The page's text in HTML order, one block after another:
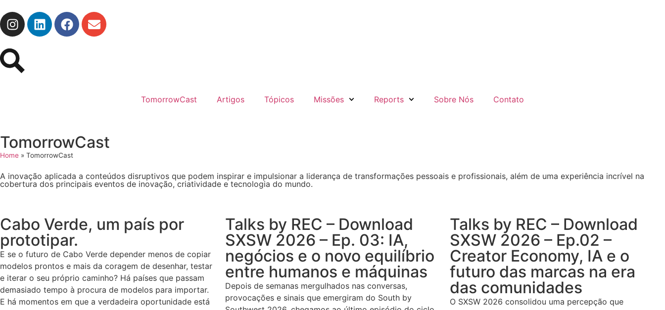
TomorrowCast Artigos Tópicos Missões Reports Sobre Nós Contato
TomorrowCast
Home » TomorrowCast
A inovação aplicada a conteúdos disruptivos que podem inspirar e impulsionar a liderança de transformações pessoais e profissionais, além de uma experiência incrível na
cobertura dos principais eventos de inovação, criatividade e tecnologia do mundo.
Cabo Verde, um país por
prototipar.
E se o futuro de Cabo Verde depender menos de copiar
modelos prontos e mais da coragem de desenhar, testar
e iterar o seu próprio caminho? Há países que passam
demasiado tempo à procura de modelos para importar.
E há momentos em que a verdadeira oportunidade está
Talks by REC – Download
SXSW 2026 – Ep. 03: IA,
negócios e o novo equilíbrio
entre humanos e máquinas
Depois de semanas mergulhados nas conversas,
provocações e sinais que emergiram do South by
Talks by REC – Download
SXSW 2026 – Ep.02 –
Creator Economy, IA e o
futuro das marcas na era
das comunidades
O SXSW 2026 consolidou uma percepção que